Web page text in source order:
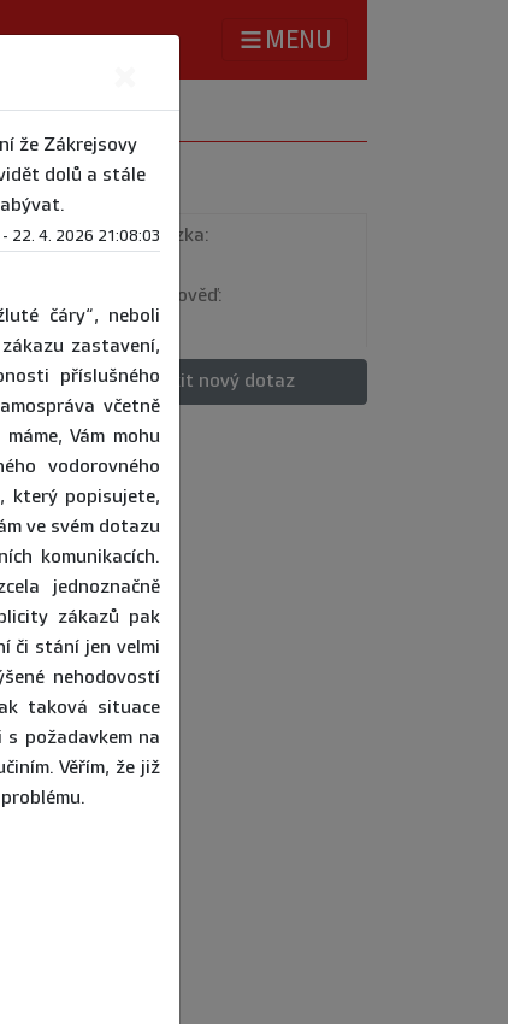
MENU
že Zákrejsovy
dolů a stále
- 22. 4. 2026 21:08:03
čáry“, neboli
zastavení,
příslušného
včetně
Vám mohu
vodorovného
který popisujete,
ve svém dotazu
komunikacích.
jednoznačně
zákazů pak
či stání jen velmi
nehodovostí
taková situace
požadavkem na
Věřím, že již
Poslední otázka:
Poslední odpověď:
5. 8. 2026
Položit nový dotaz